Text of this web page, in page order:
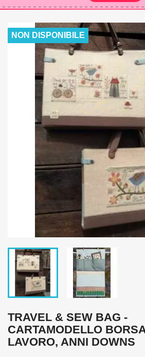
NON DISPONIBILE
TRAVEL & SEW BAG -
CARTAMODELLO
LAVORO, ANNI DOWNS